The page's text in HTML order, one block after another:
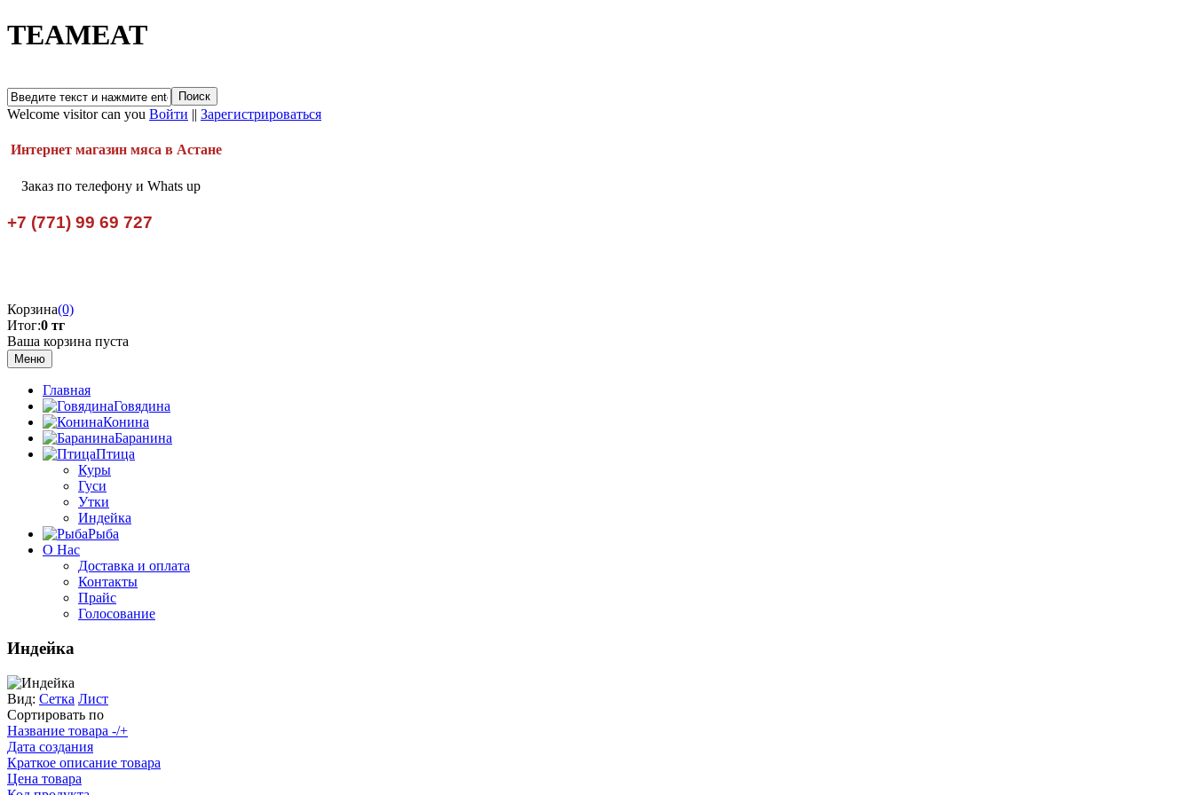
TEAMEAT
Welcome visitor can you Войти || Зарегистрироваться
Интернет магазин мяса в Астане
Заказ по телефону и Whats up
+7 (771) 99 69 727
Корзина(0)
Итог:0 тг
Ваша корзина пуста
Меню
Главная
Говядина
Конина
Баранина
Птица
Куры
Гуси
Утки
Индейка
Рыба
О Нас
Доставка и оплата
Контакты
Прайс
Голосование
Индейка
Вид: Сетка Лист
Сортировать по
Название товара -/+
Дата создания
Краткое описание товара
Цена товара